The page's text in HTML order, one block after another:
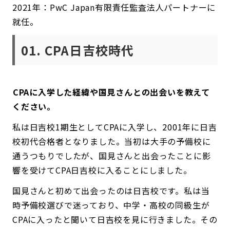
2021年：PwC Japan有限責任監査法人パートナーに
就任。
01. CPA日吉校時代
――CPAに入学した経緯や国見さんとの出会いを教えて
ください。
私は日吉校1期生としてCPAに入学し、2001年に日吉
校初代合格者となりました。当初は大手の予備校に
通うつもりでしたが、国見さんと出会ったことに影
響を受けてCPA日吉校に入ることにしました。
国見さんと初めて出会ったのは日吉校です。私は当
時予備校選びで迷っており、中学・高校の同級生が
CPAに入ったと聞いて日吉校を見に行きました。その